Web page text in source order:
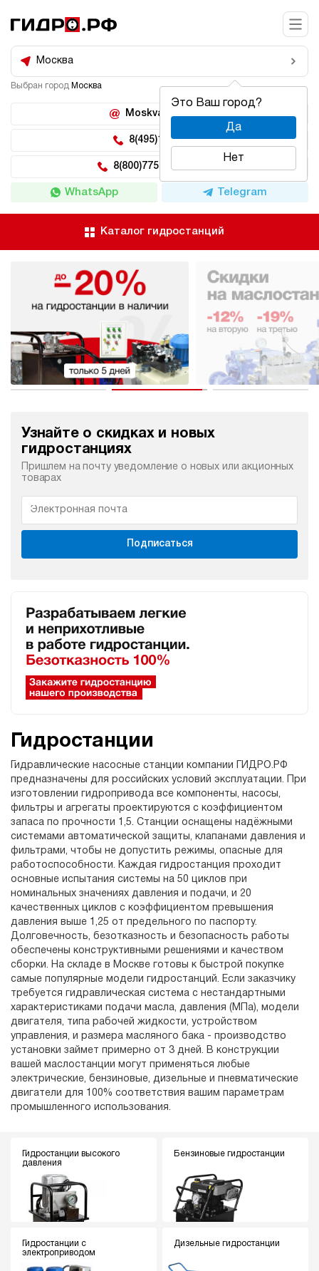
Москва
Это Ваш город?
Да
Нет
Выбран город Москва
Moskva@hidro.ru
8(495)150-04-62
8(800)775-04-62 доб 2
WhatsApp Telegram
Каталог гидростанций
Узнайте о скидках и новых
гидростанциях
Пришлем на почту уведомление о новых или акционных
товарах
Подписаться
Гидростанции
Гидравлические насосные станции компании ГИДРО.РФ
предназначены для российских условий эксплуатации. При
изготовлении гидропривода все компоненты, насосы,
фильтры и агрегаты проектируются с коэффициентом
запаса по прочности 1,5. Станции оснащены надёжными
системами автоматической защиты, клапанами давления и
фильтрами, чтобы не допустить режимы, опасные для
работоспособности. Каждая гидростанция проходит
основные испытания системы на 50 циклов при
номинальных значениях давления и подачи, и 20
качественных циклов с коэффициентом превышения
давления выше 1,25 от предельного по паспорту.
Долговечность, безотказность и безопасность работы
обеспечены конструктивными решениями и качеством
сборки. На складе в Москве готовы к быстрой покупке
самые популярные модели гидростанций. Если заказчику
требуется гидравлическая система с нестандартными
характеристиками подачи масла, давления (МПа), модели
двигателя, типа рабочей жидкости, устройством
управления, и размера масляного бака - производство
установки займет примерно от 3 дней. В конструкции
вашей маслостанции могут применяться любые
электрические, бензиновые, дизельные и пневматические
двигатели для 100% соответствия вашим параметрам
промышленного использования.
Гидростанции высокого
давления
Бензиновые гидростанции
Гидростанции с
электроприводом
Дизельные гидростанции